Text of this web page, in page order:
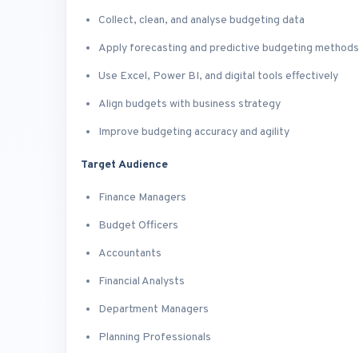
Collect, clean, and analyse budgeting data
Apply forecasting and predictive budgeting methods
Use Excel, Power BI, and digital tools effectively
Align budgets with business strategy
Improve budgeting accuracy and agility
Target Audience
Finance Managers
Budget Officers
Accountants
Financial Analysts
Department Managers
Planning Professionals